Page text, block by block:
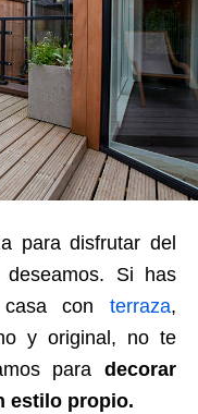
para disfrutar del
Si has
casa con terraza,
y original, no te
para decorar
estilo propio.